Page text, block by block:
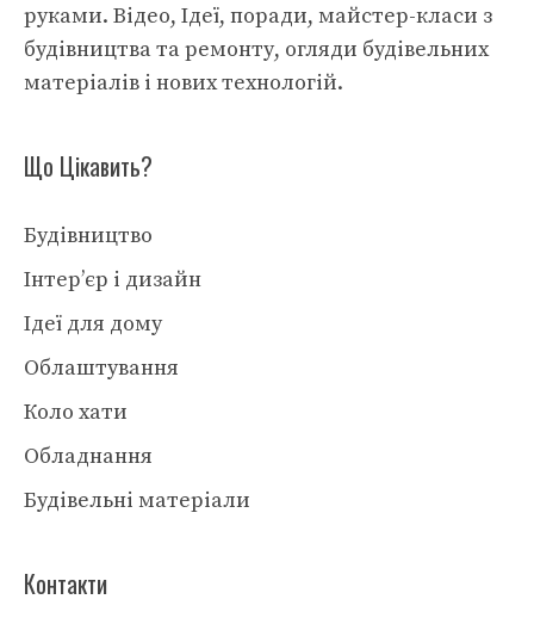
руками. Відео, Ідеї, поради, майстер-класи з
будівництва та ремонту, огляди будівельних
матеріалів і нових технологій.
Що Цікавить?
Будівництво
Інтер’єр і дизайн
Ідеї для дому
Облаштування
Коло хати
Обладнання
Будівельні матеріали
Контакти